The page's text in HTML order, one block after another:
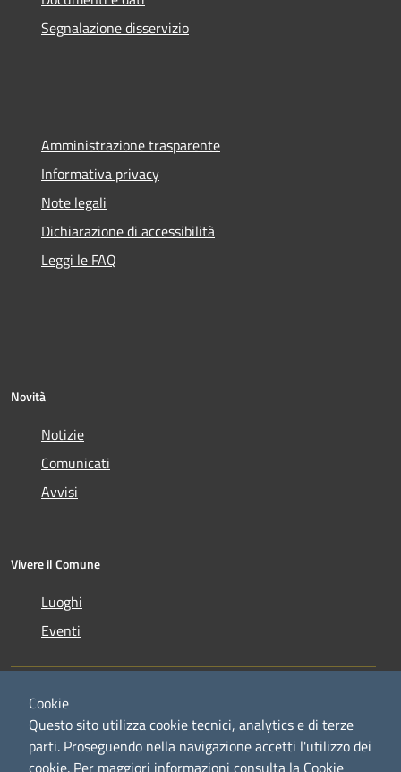
Segnalazione disservizio
Amministrazione trasparente
Informativa privacy
Note legali
Dichiarazione di accessibilità
Leggi le FAQ
Novità
Notizie
Comunicati
Avvisi
Vivere il Comune
Luoghi
Eventi
RSS
Copyright © 2026 • Comune di
Cookie
Questo sito utilizza cookie tecnici, analytics e di terze
parti. Proseguendo nella navigazione accetti l'utilizzo dei
cookie. Per maggiori informazioni consulta la Cookie